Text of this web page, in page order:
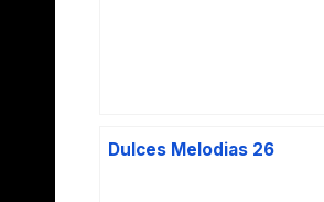
Dulces Melodias 26